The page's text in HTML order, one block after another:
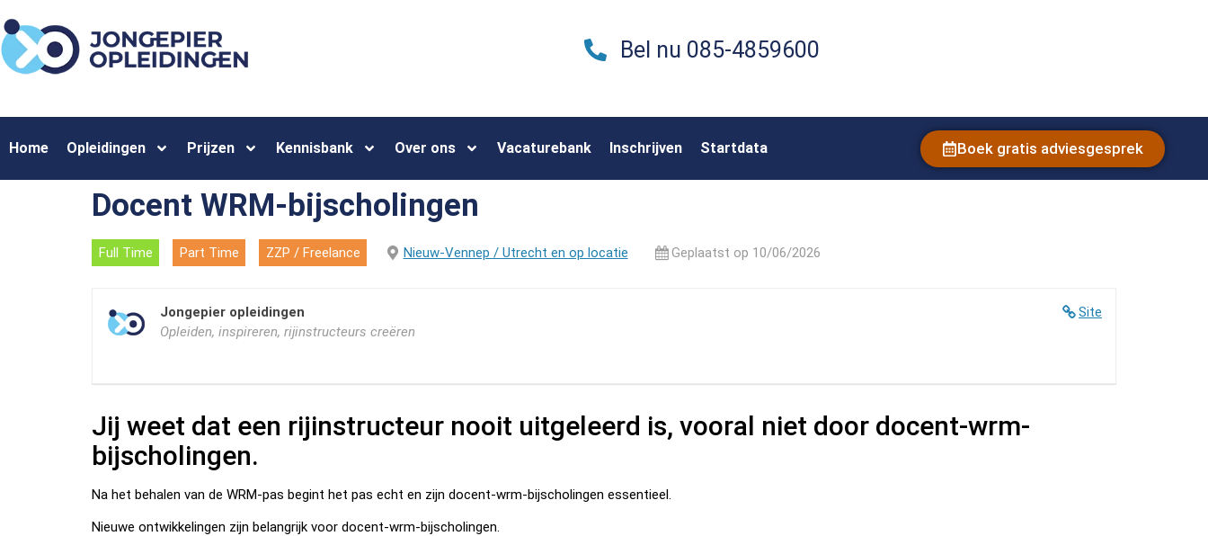
Bel nu 085-4859600
Home Opleidingen Prijzen Kennisbank Over ons Vacaturebank Inschrijven Startdata Boek gratis adviesgesprek
Docent WRM-bijscholingen
Full Time Part Time ZZP / Freelance Nieuw-Vennep / Utrecht en op locatie Geplaatst op 10/06/2026
Site
Jongepier opleidingen
Opleiden, inspireren, rijinstructeurs creëren
Jij weet dat een rijinstructeur nooit uitgeleerd is, vooral niet door docent-wrm-
bijscholingen.
Na het behalen van de WRM-pas begint het pas echt en zijn docent-wrm-bijscholingen essentieel.
Nieuwe ontwikkelingen zijn belangrijk voor docent-wrm-bijscholingen.